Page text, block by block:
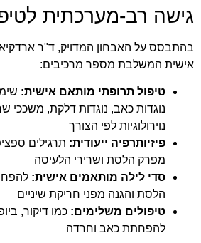
גישה רב-מערכתית
בהתבסס על האבחון המדויק, ד"ר
אישית המשלבת מספר מרכיבים:
טיפול תרופתי מותאם אישית:
נוגדות כאב, נוגדות דלקת, משככי
נוירולוגיות לפי הצורך
פיזיותרפיה ייעודית: תרגילים
מפרק הלסת ושרירי הלעיסה
סדי לילה מותאמים אישית:
הלסת והגנה מפני חריקת שיניים
טיפולים משלימים: כמו דיקור,
להפחתת כאב וחרדה